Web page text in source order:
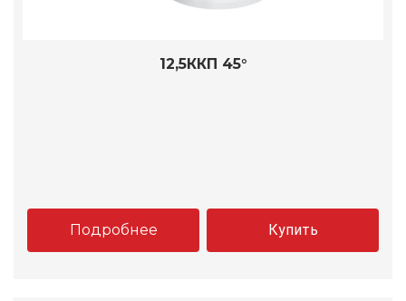
12,5ККП 45°
Подробнее Купить